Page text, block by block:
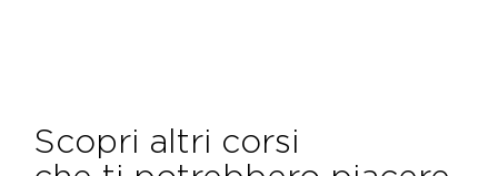
Scopri altri corsi